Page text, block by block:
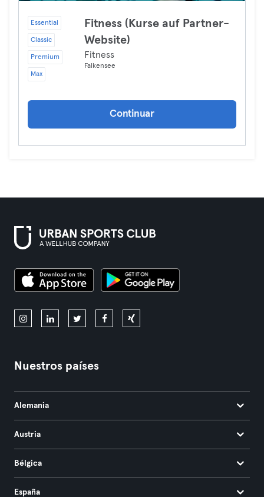
Essential
Classic
Premium
Max
Fitness (Kurse auf Partner-
Website)
Fitness
Falkensee
Continuar
Nuestros países
Alemania
Austria
Bélgica
España